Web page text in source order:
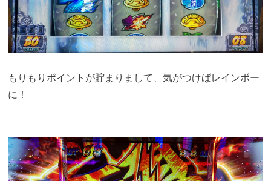
もりもりポイントが貯まりまして、気がつけばレインボー
に！